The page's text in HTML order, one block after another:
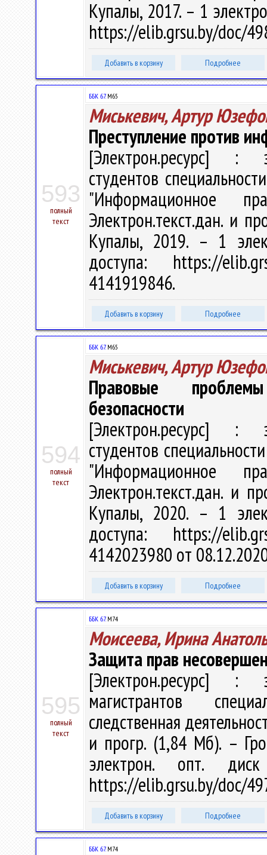
Купалы, 2017. – 1
https://elib.grsu.by/doc/
Добавить в корзину Подробнее
593
полный
текст
ББК 67.М65
Миськевич, Артур
Преступление против
[Электрон.ресурс] :
студентов
Электрон.текст.дан. и
Купалы, 2019. – 1
доступа: https://
4141919846.
Добавить в корзину Подробнее
594
полный
текст
ББК 67.М65
Миськевич, Артур
Правовые
безопасности
[Электрон.ресурс] :
студентов
Электрон.текст.дан. и
Купалы, 2020. – 1
доступа: https://
4142023980 от
Добавить в корзину Подробнее
595
полный
текст
ББК 67.М74
Моисеева, Ирина
Защита прав
[Электрон.ресурс] :
магистрантов
следственная
и прогр. (1,84 Мб). –
электрон. опт.
https://elib.grsu.by/doc/
Добавить в корзину Подробнее
ББК 67.М74